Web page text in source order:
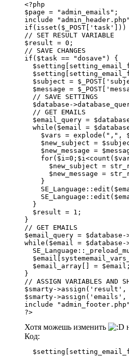
<?php
$page = "admin_emails";
include
// SET RESULT VARIABLE
$result = 0;
// SAVE CHANGES
if($task == "dosave") {
$subject =
$message =
  // SAVE SETTINGS
$database-
  // GET EMAILS
$email_query =
while($email =
$vars = explode(",",
$new_subject =
$new_message =
$new_subject =
$new_message =
    }
  }
  $result = 1;
}
// GET EMAILS
$email_query = $database-
while($email = $database-
  $email_array[] = $email;
}
// ASSIGN VARIABLES AND
$smarty-
$smarty->assign('emails',
include
?>
Хотя можешь изменить
Код: